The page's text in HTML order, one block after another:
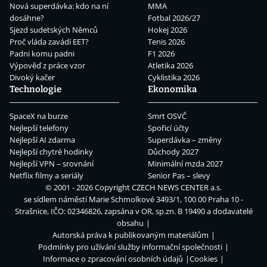
Nová superdávka: kdo na ní
dosáhne?
Sjezd sudetských Němců
Proč vláda zavádí EET?
Padni komu padni
Výpověď z práce vzor
Divoký kačer
MMA
Fotbal 2026/27
Hokej 2026
Tenis 2026
F1 2026
Atletika 2026
Cyklistika 2026
Technologie
SpaceX na burze
Nejlepší telefony
Nejlepší AI zdarma
Nejlepší chytré hodinky
Nejlepší VPN – srovnání
Netflix filmy a seriály
Ekonomika
Smrt OSVČ
Spořicí účty
Superdávka – změny
Důchody 2027
Minimální mzda 2027
Senior Pas – slevy
© 2001 - 2026 CopyrightCZECH NEWS CENTER a.s.
se sídlem náměstí Marie Schmolkové 3493/1, 100 00 Praha 10 -
Strašnice, IČO: 02346826, zapsána v OR, sp.zn. B 19490 a dodavatelé
obsahu
Autorská práva k publikovaným materiálům
Podmínky pro užívání služby informační společnosti
Informace o zpracování osobních údajů
Cookies